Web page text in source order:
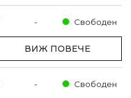
- Свободен
ВИЖ ПОВЕЧЕ
- Свободен